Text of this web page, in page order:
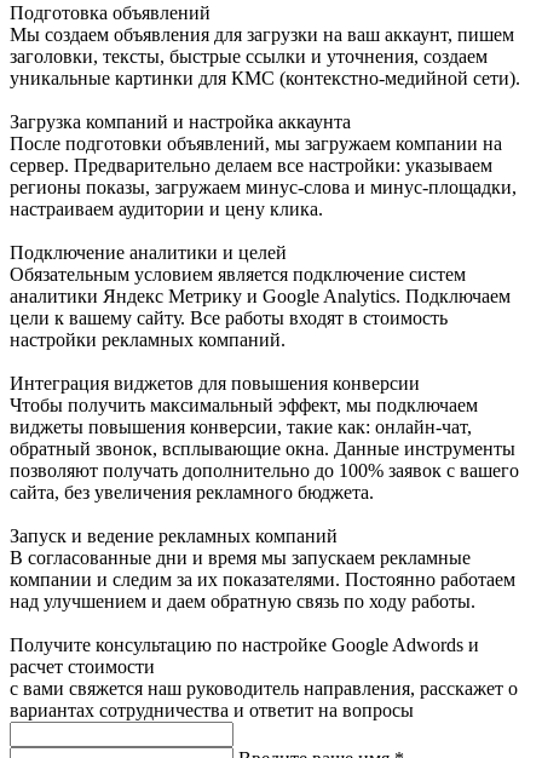
Подготовка объявлений
Мы создаем объявления для загрузки на ваш аккаунт, пишем
заголовки, тексты, быстрые ссылки и уточнения, создаем
уникальные картинки для КМС (контекстно-медийной сети).
Загрузка компаний и настройка аккаунта
После подготовки объявлений, мы загружаем компании на
сервер. Предварительно делаем все настройки: указываем
регионы показы, загружаем минус-слова и минус-площадки,
настраиваем аудитории и цену клика.
Подключение аналитики и целей
Обязательным условием является подключение систем
аналитики Яндекс Метрику и Google Analytics. Подключаем
цели к вашему сайту. Все работы входят в стоимость
настройки рекламных компаний.
Интеграция виджетов для повышения конверсии
Чтобы получить максимальный эффект, мы подключаем
виджеты повышения конверсии, такие как: онлайн-чат,
обратный звонок, всплывающие окна. Данные инструменты
позволяют получать дополнительно до 100% заявок с вашего
сайта, без увеличения рекламного бюджета.
Запуск и ведение рекламных компаний
В согласованные дни и время мы запускаем рекламные
компании и следим за их показателями. Постоянно работаем
над улучшением и даем обратную связь по ходу работы.
Получите консультацию по настройке Google Adwords и
расчет стоимости
с вами свяжется наш руководитель направления, расскажет о
вариантах сотрудничества и ответит на вопросы